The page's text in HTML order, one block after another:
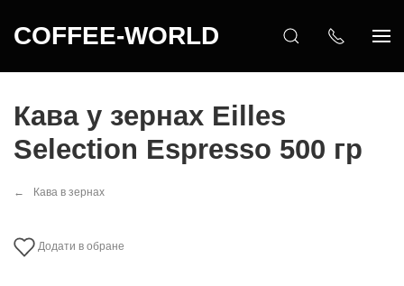
COFFEE-WORLD
Кава у зернах Eilles
Selection Espresso 500 гр
Кава в зернах
Додати в обране